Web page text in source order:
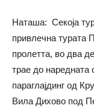
Наташа: Секоја
привлечна турата
пролетта, во два
трае до наредната
параглајдинг од
Вила Дихово под